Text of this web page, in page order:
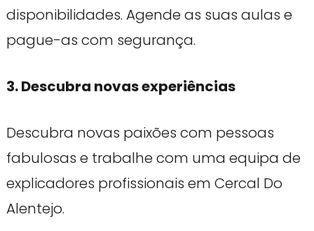
disponibilidades. Agende as suas aulas e
pague-as com segurança.
3. Descubra novas experiências
Descubra novas paixões com pessoas
fabulosas e trabalhe com uma equipa de
explicadores profissionais em Cercal Do
Alentejo.